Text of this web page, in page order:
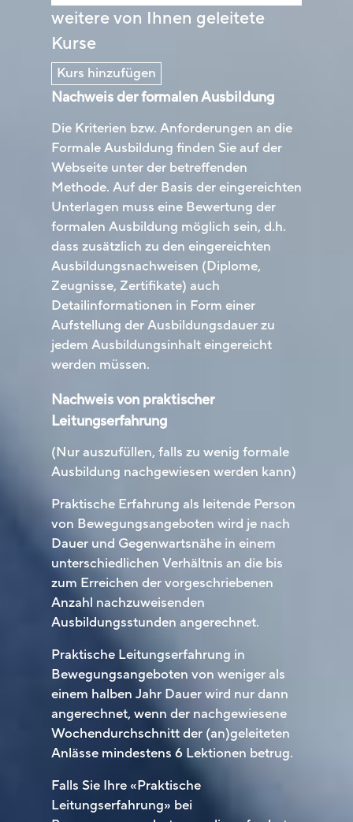
Kurs hinzufügen
weitere von Ihnen geleitete
Kurse
Die Kriterien bzw. Anforderungen an die
Formale Ausbildung finden Sie auf der
Webseite unter der betreffenden
Methode. Auf der Basis der eingereichten
Unterlagen muss eine Bewertung der
formalen Ausbildung möglich sein, d.h.
dass zusätzlich zu den eingereichten
Ausbildungsnachweisen (Diplome,
Zeugnisse, Zertifikate) auch
Detailinformationen in Form einer
Aufstellung der Ausbildungsdauer zu
jedem Ausbildungsinhalt eingereicht
werden müssen.
Nachweis der formalen Ausbildung
(Nur auszufüllen, falls zu wenig formale
Ausbildung nachgewiesen werden kann)
Praktische Erfahrung als leitende Person
von Bewegungsangeboten wird je nach
Dauer und Gegenwartsnähe in einem
unterschiedlichen Verhältnis an die bis
zum Erreichen der vorgeschriebenen
Anzahl nachzuweisenden
Ausbildungsstunden angerechnet.
Praktische Leitungserfahrung in
Bewegungsangeboten von weniger als
einem halben Jahr Dauer wird nur dann
angerechnet, wenn der nachgewiesene
Wochendurchschnitt der (an)geleiteten
Anlässe mindestens 6 Lektionen betrug.
Falls Sie Ihre «Praktische
Leitungserfahrung» bei
Nachweis von praktischer
Leitungserfahrung